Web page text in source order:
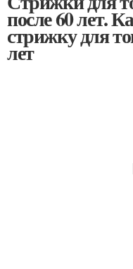
после 60 лет.
стрижку для
лет